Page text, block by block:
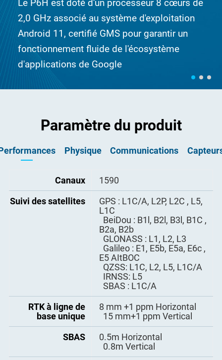
Le P6H est doté d'un processeur 8 cœurs de
2,0 GHz associé au système d'exploitation
Android 11, certifié GMS pour garantir un
fonctionnement fluide de l'écosystème
d'applications de Google
Paramètre du produit
Physique Communications
Canaux
1590
Suivi des satellites
GPS : L1C/A, L2P, L2C , L5,
L1C
BeiDou : B1l, B2l, B3l, B1C ,
B2a, B2b
GLONASS : L1, L2, L3
Galileo : E1, E5b, E5a, E6c ,
E5 AItBOC
QZSS: L1C, L2, L5, L1C/A
IRNSS: L5
SBAS : L1C/A
RTK à ligne de
base unique
8 mm +1 ppm Horizontal
15 mm+1 ppm Vertical
SBAS
0.5m Horizontal
0.8m Vertical
Taille
165,5*81,6*29,1mm
LCD
Écran HD 6"
Résolution 2160*1080
Capacitif muti-touch, 5
points
Oui
Oui
Haut-parleur
Double stéréo avant
90dB±3dB(à 10cm)
Poids
310g
Chargement
Charge rapide
WIFI
IEEE 802.11 a/b/g/n/ac 2,4
GHz/5 GHz
2 emplacements pour carte
Nano-SIM
Double SIM et double veille
FDD-LTE B1/B3/B5/B7/B8
TDD-4TE 838/B39/B40/B41
TDSCDMA B34/B39
WCDMA B1/B2/B5/B8
GSM B2/B3/B5/B8
CDMA 1x/CDMA2000
BCO/BC1
Bluetooth
BT 5.0 BLE
Type C, prise en charge OTG
Capteur G
Oui
Magnétomètre
Oui
Oui